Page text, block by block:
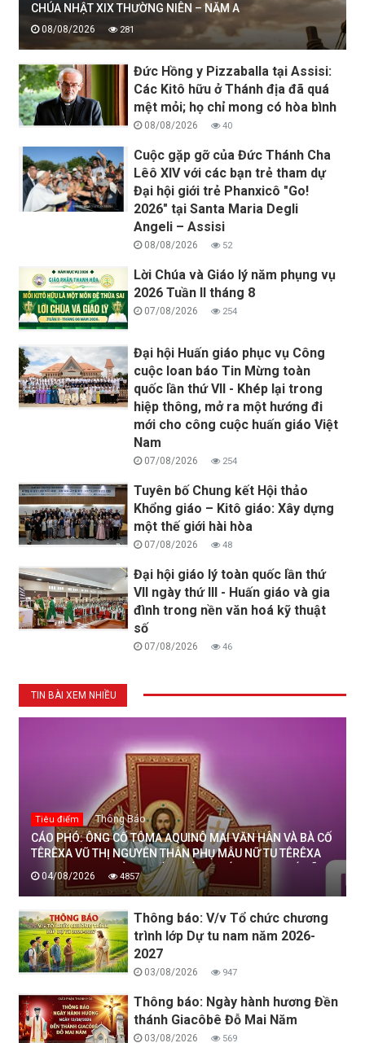
CHÚA NHẬT XIX THƯỜNG NIÊN – NĂM A
08/08/2026 281
Đức Hồng y Pizzaballa tại Assisi:
Các Kitô hữu ở Thánh địa đã quá
mệt mỏi; họ chỉ mong có hòa bình
08/08/2026 40
Cuộc gặp gỡ của Đức Thánh Cha
Lêô XIV với các bạn trẻ tham dự
Đại hội giới trẻ Phanxicô "Go!
2026" tại Santa Maria Degli
Angeli – Assisi
08/08/2026 52
Lời Chúa và Giáo lý năm phụng vụ
2026 Tuần II tháng 8
07/08/2026 254
Đại hội Huấn giáo phục vụ Công
cuộc loan báo Tin Mừng toàn
quốc lần thứ VII - Khép lại trong
hiệp thông, mở ra một hướng đi
mới cho công cuộc huấn giáo Việt
Nam
07/08/2026 254
Tuyên bố Chung kết Hội thảo
Khổng giáo – Kitô giáo: Xây dựng
một thế giới hài hòa
07/08/2026 48
Đại hội giáo lý toàn quốc lần thứ
VII ngày thứ III - Huấn giáo và gia
đình trong nền văn hoá kỹ thuật
số
07/08/2026 46
TIN BÀI XEM NHIỀU
Tiêu điểm Thông Báo
CÁO PHÓ: ÔNG CỐ TÔMA AQUINÔ MAI VĂN HÂN VÀ BÀ CỐ
TÊRÊXA VŨ THỊ NGUYÊN THÂN PHỤ MẪU NỮ TU TÊRÊXA
MAI THỊ THỊNH, DÒNG MẾN THÁNH GIÁ THANH HOÁ ĐÃ
AN NGHỈ TRONG CHÚA, NGÀY 04/08/2026
04/08/2026 4857
Thông báo: V/v Tổ chức chương
trình lớp Dự tu nam năm 2026-
2027
03/08/2026 947
Thông báo: Ngày hành hương Đền
thánh Giacôbê Đỗ Mai Năm
03/08/2026 569